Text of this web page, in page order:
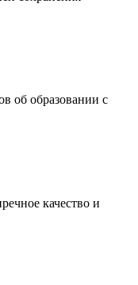
об образовании с
качество и